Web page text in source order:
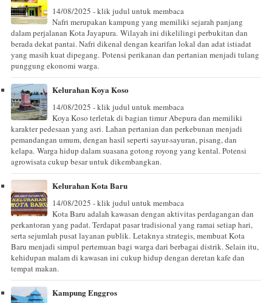
14/08/2025 - klik judul untuk membaca
Nafri merupakan kampung yang memiliki sejarah panjang
dalam perjalanan Kota Jayapura. Wilayah ini dikelilingi perbukitan dan
berada dekat pantai. Nafri dikenal dengan kearifan lokal dan adat istiadat
yang masih kuat dipegang. Potensi perikanan dan pertanian menjadi tulang
punggung ekonomi warga.
Kelurahan Koya Koso
14/08/2025 - klik judul untuk membaca
Koya Koso terletak di bagian timur Abepura dan memiliki
karakter pedesaan yang asri. Lahan pertanian dan perkebunan menjadi
pemandangan umum, dengan hasil seperti sayur-sayuran, pisang, dan
kelapa. Warga hidup dalam suasana gotong royong yang kental. Potensi
agrowisata cukup besar untuk dikembangkan.
Kelurahan Kota Baru
14/08/2025 - klik judul untuk membaca
Kota Baru adalah kawasan dengan aktivitas perdagangan dan
perkantoran yang padat. Terdapat pasar tradisional yang ramai setiap hari,
serta sejumlah pusat layanan publik. Letaknya strategis, membuat Kota
Baru menjadi simpul pertemuan bagi warga dari berbagai distrik. Selain itu,
kehidupan malam di kawasan ini cukup hidup dengan deretan kafe dan
tempat makan.
Kampung Enggros